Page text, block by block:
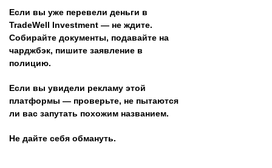
Если вы уже перевели деньги в
TradeWell Investment — не ждите.
Собирайте документы, подавайте на
чарджбэк, пишите заявление в
полицию.
Если вы увидели рекламу этой
платформы — проверьте, не пытаются
ли вас запутать похожим названием.
Не дайте себя обмануть.